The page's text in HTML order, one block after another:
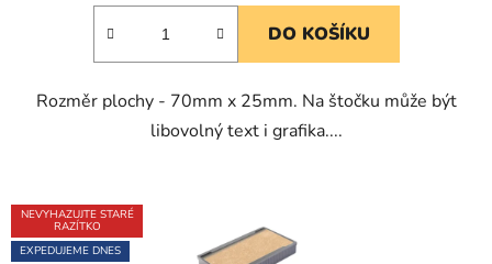
5,0
hvězdiček.
DO KOŠÍKU
Rozměr plochy - 70mm x 25mm. Na štočku může být
libovolný text i grafika....
NEVYHAZUJTE STARÉ
RAZÍTKO
EXPEDUJEME DNES